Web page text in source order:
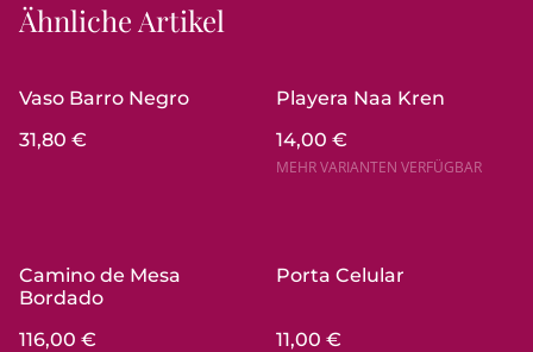
Ähnliche Artikel
Vaso Barro Negro
31,80 €
Playera Naa Kren
14,00 €
MEHR VARIANTEN VERFÜGBAR
Camino de Mesa
Bordado
116,00 €
Porta Celular
11,00 €